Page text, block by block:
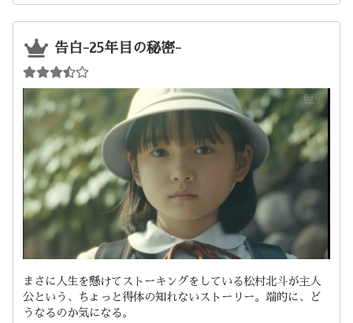
告白-25年目の秘密-
まさに人生を懸けてストーキングをしている松村北斗が主人
公という、ちょっと得体の知れないストーリー。端的に、ど
うなるのか気になる。